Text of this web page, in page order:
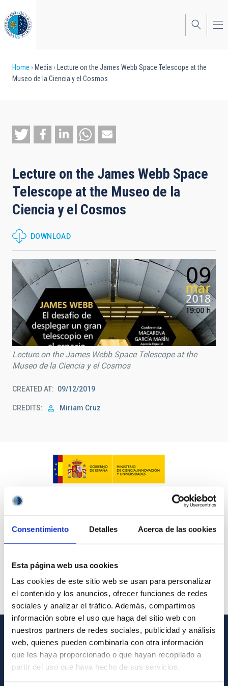
Consentimiento Detalles Acerca de las cookies
Esta página web usa cookies
Las cookies de este sitio web se usan para personalizar
el contenido y los anuncios, ofrecer funciones de redes
sociales y analizar el tráfico. Además, compartimos
información sobre el uso que haga del sitio web con
nuestros partners de redes sociales, publicidad y análisis
web, quienes pueden combinarla con otra información
que les haya proporcionado o que hayan recopilado a
partir del uso que haya hecho de sus servicios.
to
main
content
Breadcrumb
Home Media
Lecture on the James Webb Space Telescope at the
Museo de la Ciencia y el Cosmos
Lecture on the James Webb Space
Telescope at the Museo de la
Ciencia y el Cosmos
DOWNLOAD
Lecture on the James Webb Space Telescope at the
Museo de la Ciencia y el Cosmos
CREATED AT 09/12/2019
CREDITS Miriam Cruz
GENERAL INFORMATION
Contact
How to get to the IAC